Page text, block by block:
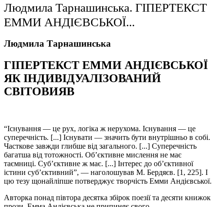
Людмила Тарнашинська. ГІПЕРТЕКСТ
ЕММИ АНДІЄВСЬКОЇ...
Людмила Тарнашинська
ГІПЕРТЕКСТ ЕММИ АНДІЄВСЬКОЇ
ЯК ІНДИВІДУАЛІЗОВАНИЙ
СВІТОВИЯВ
“Існування — це рух, логіка ж нерухома. Існування — це
суперечність. [...] Існувати — значить бути внутрішньо в собі.
Часткове завжди глибше від загального. [...] Суперечність
багатша від тотожності. Об’єктивне мислення не має
таємниці. Суб’єктивне ж має. [...] Інтерес до об’єктивної
істини суб’єктивний”, — наголошував М. Бердяєв. [1 , 225]. І
цю тезу щонайліпше потверджує творчість Емми Андієвської.
Авторка понад півтора десятка збірок поезії та десяти книжок